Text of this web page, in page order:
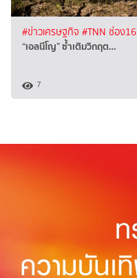
#ข่าวเศรษฐกิจ #TNN ช่อง16
“เอลนีโญ” ซ้ำเติมวิกฤต…
7